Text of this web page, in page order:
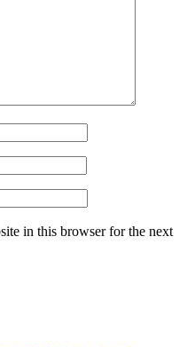
in this browser for the next